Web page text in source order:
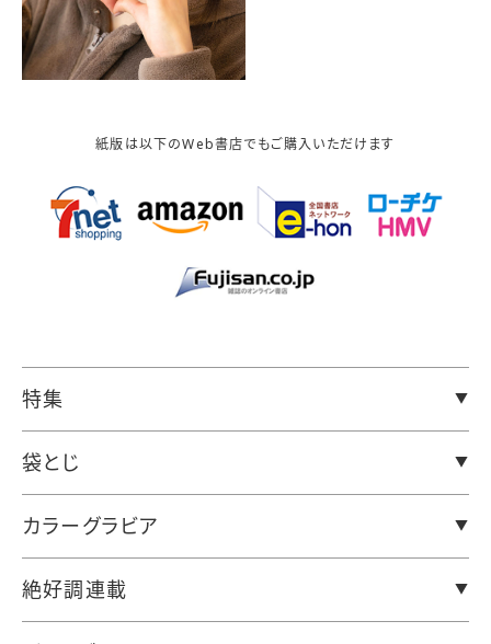
紙版は以下のWeb書店でもご購入いただけます
特集
袋とじ
カラーグラビア
絶好調連載